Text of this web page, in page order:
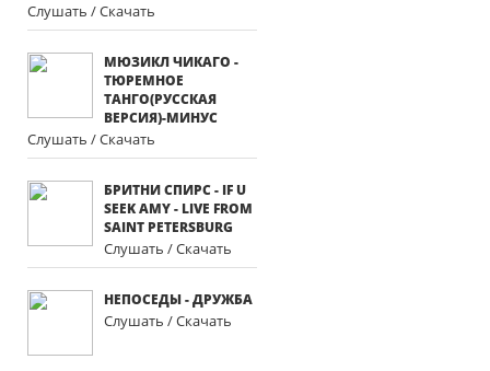
Слушать / Скачать
МЮЗИКЛ ЧИКАГО -
ТЮРЕМНОЕ
ТАНГО(РУССКАЯ
ВЕРСИЯ)-МИНУС
Слушать / Скачать
БРИТНИ СПИРС - IF U
SEEK AMY - LIVE FROM
SAINT PETERSBURG
Слушать / Скачать
НЕПОСЕДЫ - ДРУЖБА
Слушать / Скачать